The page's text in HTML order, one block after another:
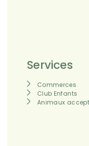
Services
Commerces
Club Enfants
Animaux